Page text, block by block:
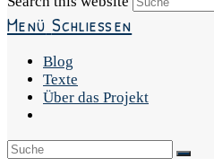
Menü Schließen
Blog
Texte
Über das Projekt